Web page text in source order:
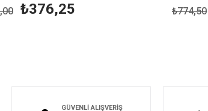
₺376,25 ₺774,50
GÜVENLİ ALIŞVERİŞ